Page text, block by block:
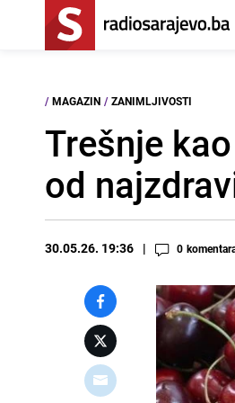
/ MAGAZIN / ZANIMLJIVOSTI
Trešnje
od
30.05.26. 19:36 0